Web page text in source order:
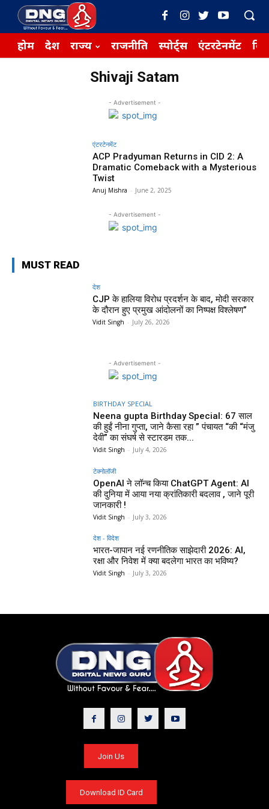
होम देश राज्य राजनीति स्पोर्ट्स एंटरटेनमेंट
Shivaji Satam
- Advertisement -
एंटरटेनमेंट
ACP Pradyuman Returns in CID 2: A
Dramatic Comeback with a Mysterious
Twist
Anuj Mishra - June 2, 2025
- Advertisement -
MUST READ
देश
CJP के हालिया विरोध प्रदर्शन के बाद, मोदी सरकार
के दौरान हुए प्रमुख आंदोलनों का निष्पक्ष विश्लेषण”
Vidit Singh - July 26, 2026
- Advertisement -
BIRTHDAY SPECIAL
Neena gupta Birthday Special: 67 साल
की हुईं नीना गुप्ता, जाने कैसा रहा ” पंचायत “की “मंजु
देवी” का संघर्ष से स्टारडम तक...
Vidit Singh - July 4, 2026
टेक्नोलॉजी
OpenAI ने लॉन्च किया ChatGPT Agent: AI
की दुनिया में आया नया क्रांतिकारी बदलाव , जाने पूरी
जानकारी !
Vidit Singh - July 3, 2026
देश - विदेश
भारत-जापान नई रणनीतिक साझेदारी 2026: AI,
रक्षा और निवेश में क्या बदलेगा भारत का भविष्य?
Vidit Singh - July 3, 2026
Join Us
Download ID Card